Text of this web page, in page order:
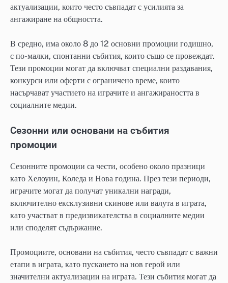
актуализации, които често съвпадат с усилията за
ангажиране на общността.
В средно, има около 8 до 12 основни промоции годишно,
с по-малки, спонтанни събития, които също се провеждат.
Тези промоции могат да включват специални раздавания,
конкурси или оферти с ограничено време, които
насърчават участието на играчите и ангажираността в
социалните медии.
Сезонни или основани на събития
промоции
Сезонните промоции са чести, особено около празници
като Хелоуин, Коледа и Нова година. През тези периоди,
играчите могат да получат уникални награди,
включително ексклузивни скинове или валута в играта,
като участват в предизвикателства в социалните медии
или споделят съдържание.
Промоциите, основани на събития, често съвпадат с важни
етапи в играта, като пускането на нов герой или
значителни актуализации на играта. Тези събития могат да